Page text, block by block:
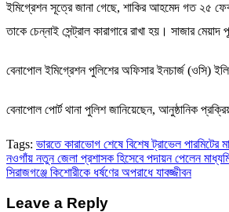
ইমিগ্রেশন সূত্রে জানা গেছে, শাকির আহমেদ গত ২৫
তাকে চেন্নাই সেন্ট্রাল কারাগারে রাখা হয়। সাজার
বেনাপোল ইমিগ্রেশন পুলিশের অফিসার ইনচার্জ (ওসি)
বেনাপোল পোর্ট থানা পুলিশ জানিয়েছেন, আনুষ্ঠানিক
Tags: ভারতে কারাভোগ শেষে বিশেষ ট্রাভেল পারমিটের
Post
navigation
নওগাঁয় নতুন জেলা প্রশাসক হিসেবে পদায়ন পেলেন
সিরাজগঞ্জে কিশোরীকে ধর্ষণের অপরাধে যাবজ্জীবন
Leave a Reply